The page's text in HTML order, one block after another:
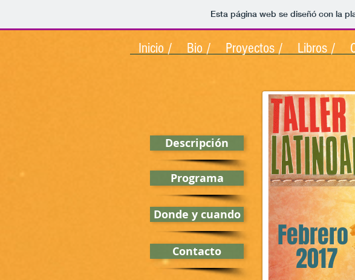
Esta página web se diseñó con la
Inicio / Bio / Proyectos / Libros /
Descripción
Programa
Donde y cuando
Contacto Febrero
2017